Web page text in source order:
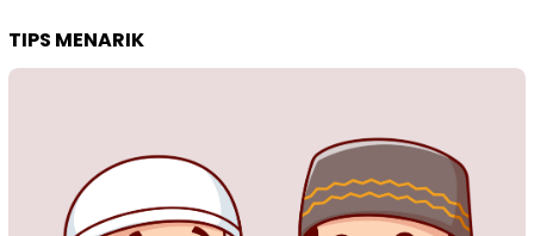
TIPS MENARIK